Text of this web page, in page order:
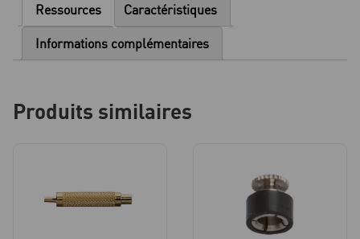
pièces
Ressources Caractéristiques
Informations complémentaires
Produits similaires